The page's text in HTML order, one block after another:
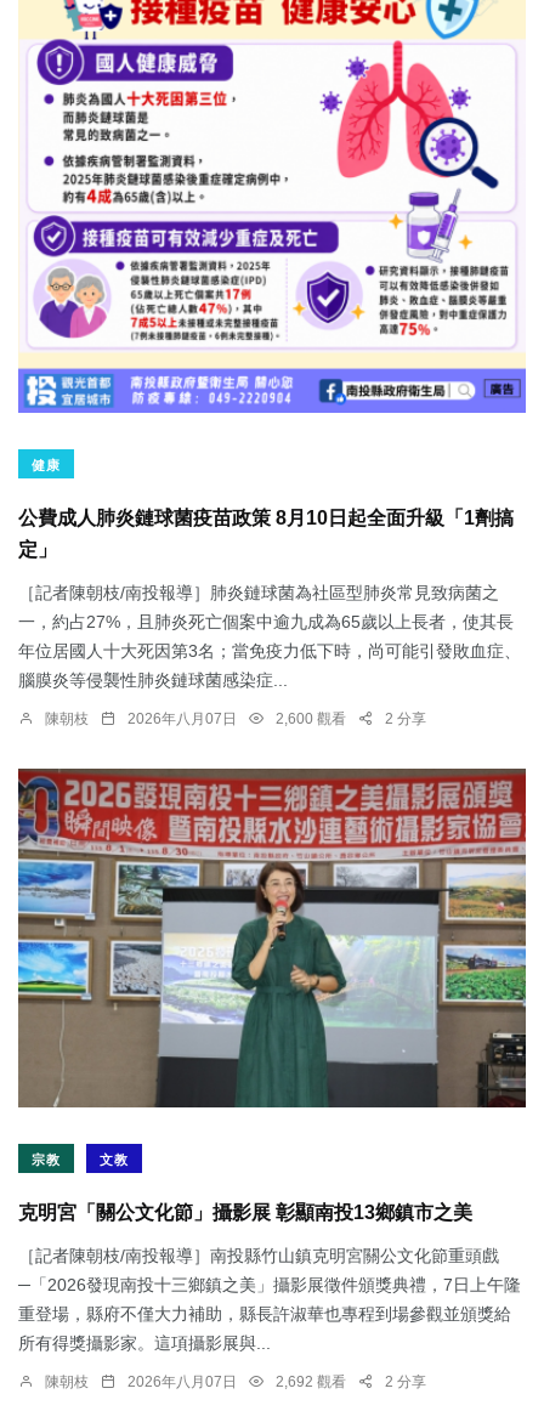
健康
公費成人肺炎鏈球菌疫苗政策 8月10日起全面升級「1劑搞
定」
［記者陳朝枝/南投報導］肺炎鏈球菌為社區型肺炎常見致病菌之
一，約占27%，且肺炎死亡個案中逾九成為65歲以上長者，使其長
年位居國人十大死因第3名；當免疫力低下時，尚可能引發敗血症、
腦膜炎等侵襲性肺炎鏈球菌感染症...
陳朝枝 2026年八月07日 2,600 觀看 2 分享
宗教 文教
克明宮「關公文化節」攝影展 彰顯南投13鄉鎮市之美
［記者陳朝枝/南投報導］南投縣竹山鎮克明宮關公文化節重頭戲
─「2026發現南投十三鄉鎮之美」攝影展徵件頒獎典禮，7日上午隆
重登場，縣府不僅大力補助，縣長許淑華也專程到場參觀並頒獎給
所有得獎攝影家。這項攝影展與...
陳朝枝 2026年八月07日 2,692 觀看 2 分享